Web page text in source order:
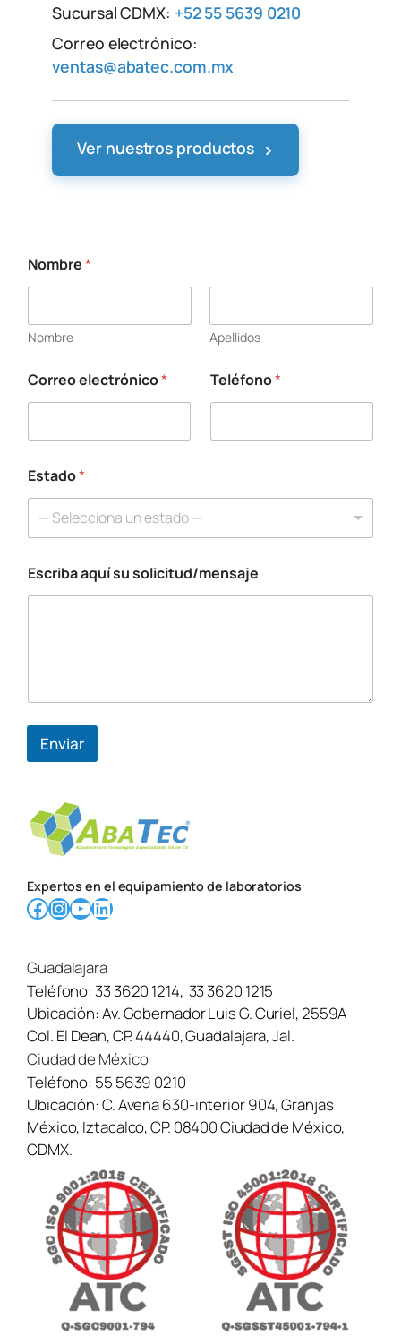
Sucursal CDMX: +52 55 5639 0210
Correo electrónico:
ventas@abatec.com.mx
Ver nuestros productos ›
*
e
e
c
r
ó
n
c
e
l
ó
n
Nombre*
Nombre Apellidos
Correo electrónico* Teléfono*
Estado*
— Selecciona un estado —
Escriba aquí su solicitud/mensaje
Enviar
Expertos en el equipamiento de laboratorios
Facebook InstagramYouTube LinkedIn
Guadalajara
Teléfono:33 3620 1214, 33 3620 1215
Ubicación:Av. Gobernador Luis G. Curiel, 2559A
Col. El Dean, CP. 44440, Guadalajara, Jal.
Ciudad de México
Teléfono: 55 5639 0210
Ubicación:C. Avena 630-interior 904, Granjas
México, Iztacalco, CP. 08400 Ciudad de México,
CDMX.